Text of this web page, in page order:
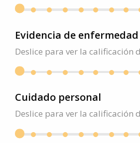
Evidencia de enfermedad
Deslice para ver la calificación
Cuidado personal
Deslice para ver la calificación